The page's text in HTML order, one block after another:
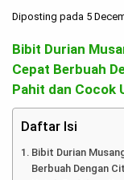
Diposting pada 5
Bibit Durian
Cepat Berbuah
Pahit dan Cocok
Daftar Isi
Bibit Durian
Berbuah Dengan